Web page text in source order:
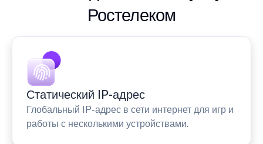
Ростелеком
Статический IP-адрес
Глобальный IP-адрес в сети интернет для игр и
работы с несколькими устройствами.